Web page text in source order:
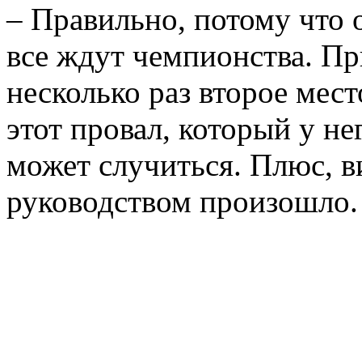
– Правильно, потому что
все ждут чемпионства.
несколько раз второе
этот провал, который у
может случиться. Плюс,
руководством произошло.